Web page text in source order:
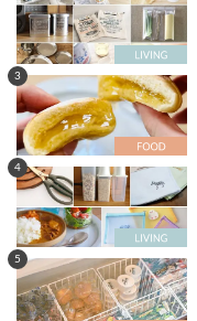
3
4
5